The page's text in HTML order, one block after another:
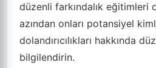
düzenli farkındalık eğitimleri
azından onları potansiyel
dolandırıcılıkları hakkında
bilgilendirin.